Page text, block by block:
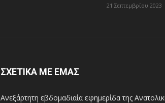
21 Σεπτεμβρίου 2023
ΣΧΕΤΙΚΑ ΜΕ ΕΜΑΣ
Ανεξάρτητη εβδομαδιαία εφημερίδα της